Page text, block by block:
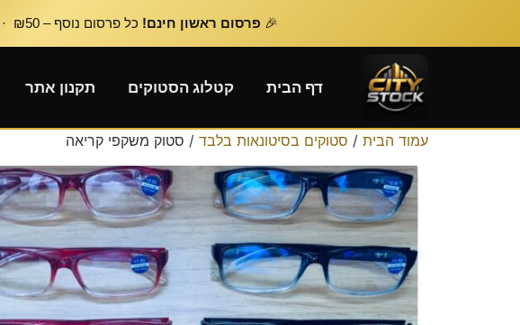
🎉 פרסום ראשון חינם! כל פרסום נוסף – ₪50 · 📲 הצטרפו לקבוצת הסוחרים והיבואנים הסגורה
דף הבית קטלוג הסטוקים תקנון אתר
עמוד הבית / סטוקים בסיטונאות בלבד / סטוק משקפי קריאה